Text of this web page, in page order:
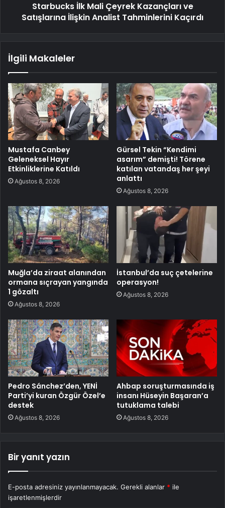
Starbucks İlk Mali Çeyrek Kazançları ve
Satışlarına İlişkin Analist Tahminlerini Kaçırdı
İlgili Makaleler
Mustafa Canbey
Geleneksel Hayır
Etkinliklerine Katıldı
Ağustos 8, 2026
Gürsel Tekin “Kendimi
asarım” demişti! Törene
katılan vatandaş her şeyi
anlattı
Ağustos 8, 2026
Muğla’da ziraat alanından
ormana sıçrayan yangında
1 gözaltı
Ağustos 8, 2026
İstanbul’da suç çetelerine
operasyon!
Ağustos 8, 2026
Pedro Sánchez’den, YENİ
Parti’yi kuran Özgür Özel’e
destek
Ağustos 8, 2026
Ahbap soruşturmasında iş
insanı Hüseyin Başaran’a
tutuklama talebi
Ağustos 8, 2026
Bir yanıt yazın
E-posta adresiniz yayınlanmayacak. Gerekli alanlar * ile
işaretlenmişlerdir